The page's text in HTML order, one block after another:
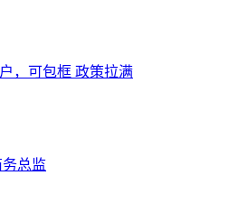
，可包框 政策拉满
务总监